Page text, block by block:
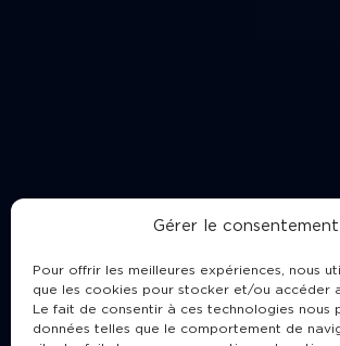
Gérer le
Pour offrir les meilleures expériences, nous
que les cookies pour stocker et/ou accéder
Le fait de consentir à ces technologies nous
données telles que le comportement de